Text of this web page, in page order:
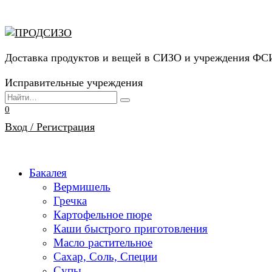
к
содержанию
Доставка продуктов и вещей в СИЗО и учреждения
Исправительные учреждения
Search
for:
0
Вход / Регистрация
Бакалея
Вермишель
Гречка
Картофельное пюре
Каши быстрого приготовления
Масло растительное
Сахар, Соль, Специи